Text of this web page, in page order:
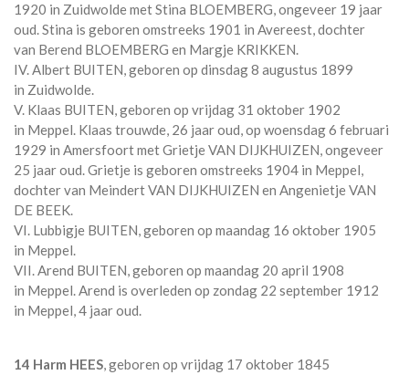
1920 in ZuidwoldemetStina BLOEMBERG, ongeveer 19 jaar
oud. Stina is geboren omstreeks 1901 in Avereest, dochter
van Berend BLOEMBERG en Margje KRIKKEN.
IV. Albert BUITEN, geboren op dinsdag 8 augustus 1899
in Zuidwolde.
V. Klaas BUITEN, geboren op vrijdag 31 oktober 1902
in Meppel. Klaas trouwde, 26 jaar oud, op woensdag 6 februari
1929 in AmersfoortmetGrietje VAN DIJKHUIZEN, ongeveer
25 jaar oud. Grietje is geboren omstreeks 1904 in Meppel,
dochter van Meindert VAN DIJKHUIZEN en Angenietje VAN
DE BEEK.
VI. Lubbigje BUITEN, geboren op maandag 16 oktober 1905
in Meppel.
VII. Arend BUITEN, geboren op maandag 20 april 1908
in Meppel. Arend is overleden op zondag 22 september 1912
in Meppel, 4 jaar oud.
14 Harm HEES, geboren op vrijdag 17 oktober 1845